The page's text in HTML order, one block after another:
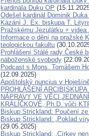
kardinála Duku OP
Odešel kardinál Dominik
Kázání J. Ex. biskupa T.
Pražskému Jezulátku + videa
Informace o dění na pražské
teologickou fakultu
Prohlášení Stálé rady České
náboženské svobody
Podcast s Mons. Tomášem
(12.09.2025)
Apoštolský nuncius v
PROHLÁŠENÍ
NÁPRAVY VE VĚCI
KRÁLÍČKOVÉ, Ph.D. vůči
Biskup Strickland: Poučení
Biskup Strickland: „Poklad
(29.05.2025)
Biskup Strickland: „Církev